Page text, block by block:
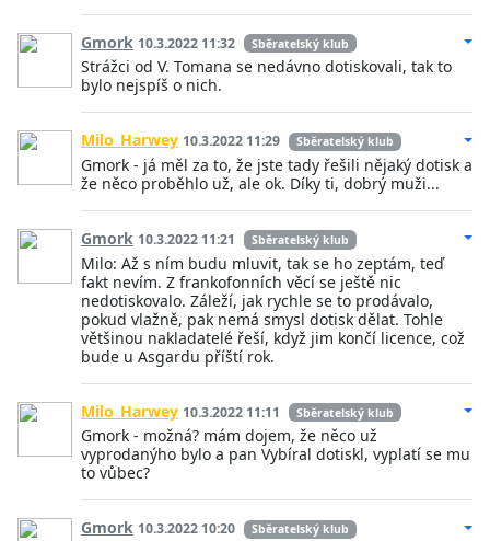
Gmork 10.3.2022 11:32 Sběratelský klub
Strážci od V. Tomana se nedávno dotiskovali, tak to
bylo nejspíš o nich.
Milo_Harwey 10.3.2022 11:29 Sběratelský klub
Gmork - já měl za to, že jste tady řešili nějaký dotisk a
že něco proběhlo už, ale ok. Díky ti, dobrý muži...
Gmork 10.3.2022 11:21 Sběratelský klub
Milo: Až s ním budu mluvit, tak se ho zeptám, teď
fakt nevím. Z frankofonních věcí se ještě nic
nedotiskovalo. Záleží, jak rychle se to prodávalo,
pokud vlažně, pak nemá smysl dotisk dělat. Tohle
většinou nakladatelé řeší, když jim končí licence, což
bude u Asgardu příští rok.
Milo_Harwey 10.3.2022 11:11 Sběratelský klub
Gmork - možná? mám dojem, že něco už
vyprodanýho bylo a pan Vybíral dotiskl, vyplatí se mu
to vůbec?
Gmork 10.3.2022 10:20 Sběratelský klub